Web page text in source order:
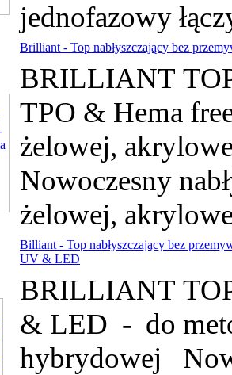
jednofazowy
Brilliant - Top nabłyszczający bez
BRILLIANT
TPO & Hema
żelowej,
Nowoczesny
żelowej,
Billiant - Top nabłyszczający bez
UV & LED
BRILLIANT
& LED - do
hybrydowej